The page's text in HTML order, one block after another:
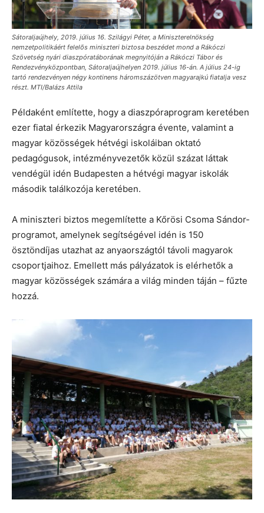
Sátoraljaújhely, 2019. július 16. Szilágyi Péter, a Miniszterelnökség
nemzetpolitikáért felelõs miniszteri biztosa beszédet mond a Rákóczi
Szövetség nyári diaszpóratáborának megnyitóján a Rákóczi Tábor és
Rendezvényközpontban, Sátoraljaújhelyen 2019. július 16-án. A július 24-ig
tartó rendezvényen négy kontinens háromszázötven magyarajkú fiatalja vesz
részt. MTI/Balázs Attila
Példaként említette, hogy a diaszpóraprogram keretében
ezer fiatal érkezik Magyarországra évente, valamint a
magyar közösségek hétvégi iskoláiban oktató
pedagógusok, intézményvezetők közül százat láttak
vendégül idén Budapesten a hétvégi magyar iskolák
második találkozója keretében.
A miniszteri biztos megemlítette a Kőrösi Csoma Sándor-
programot, amelynek segítségével idén is 150
ösztöndíjas utazhat az anyaországtól távoli magyarok
csoportjaihoz. Emellett más pályázatok is elérhetők a
magyar közösségek számára a világ minden táján – fűzte
hozzá.